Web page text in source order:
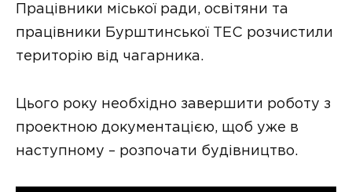
Працівники міської ради, освітяни та
працівники Бурштинської ТЕС розчистили
територію від чагарника.
Цього року необхідно завершити роботу з
проектною документацією, щоб уже в
наступному – розпочати будівництво.